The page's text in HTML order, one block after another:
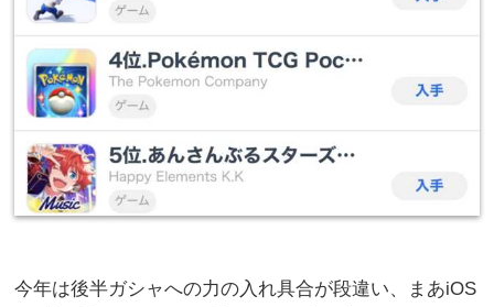
今年は後半ガシャへの力の入れ具合が段違い、まあiOS